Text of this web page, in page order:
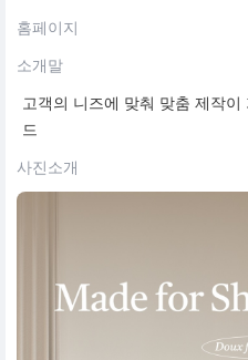
홈페이지
소개말
고객의 니즈에 맞춰 맞춤 제작
드
사진소개